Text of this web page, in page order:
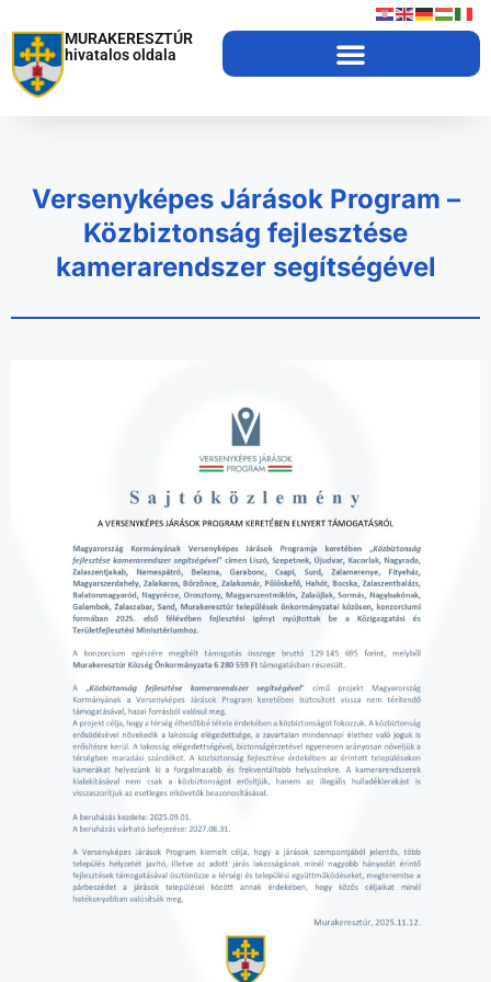
MURAKERESZTÚR
hivatalos oldala
Versenyképes Járások Program –
Közbiztonság fejlesztése
kamerarendszer segítségével